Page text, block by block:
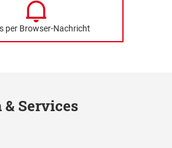
per Browser-Nachricht
Services